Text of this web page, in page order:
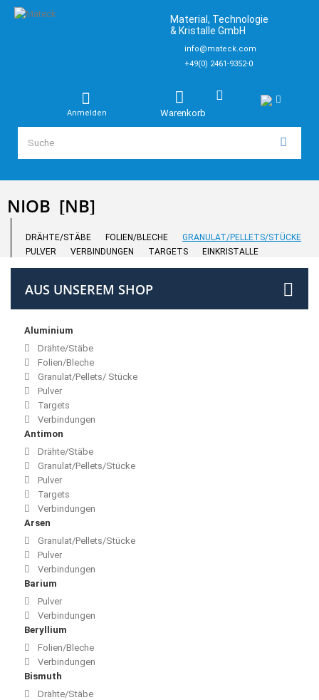
Material, Technologie
& Kristalle GmbH
info@mateck.com
+49(0) 2461-9352-0
Warenkorb
Anmelden
NIOB [NB]
DRÄHTE/STÄBE FOLIEN/BLECHE
GRANULAT/PELLETS/STÜCKE
PULVER
VERBINDUNGEN TARGETS EINKRISTALLE
AUS UNSEREM SHOP
Aluminium
Drähte/Stäbe
Folien/Bleche
Granulat/Pellets/ Stücke
Pulver
Targets
Verbindungen
Antimon
Drähte/Stäbe
Granulat/Pellets/Stücke
Pulver
Targets
Verbindungen
Arsen
Granulat/Pellets/Stücke
Pulver
Verbindungen
Barium
Pulver
Verbindungen
Beryllium
Folien/Bleche
Verbindungen
Bismuth
Drähte/Stäbe